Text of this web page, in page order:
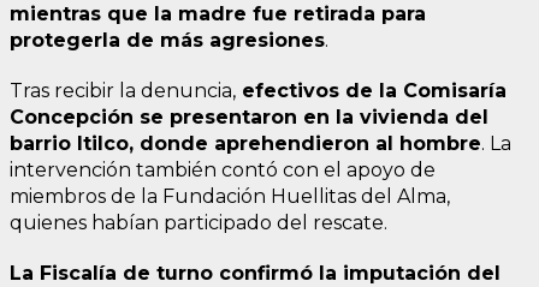
mientras que la madre fue retirada para
protegerla de más agresiones.
Tras recibir la denuncia, efectivos de la Comisaría
Concepción se presentaron en la vivienda del
barrio Itilco, donde aprehendieron al hombre. La
intervención también contó con el apoyo de
miembros de la Fundación Huellitas del Alma,
quienes habían participado del rescate.
La Fiscalía de turno confirmó la imputación del